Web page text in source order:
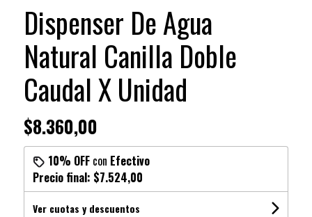
Dispenser De Agua
Natural Canilla Doble
Caudal X Unidad
$8.360,00
10% OFFcon Efectivo
Precio final: $7.524,00
Ver cuotas y descuentos